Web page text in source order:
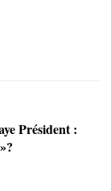
Président :